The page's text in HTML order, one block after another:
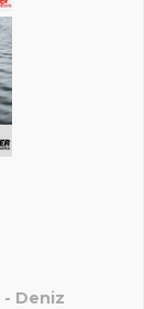
- Deniz